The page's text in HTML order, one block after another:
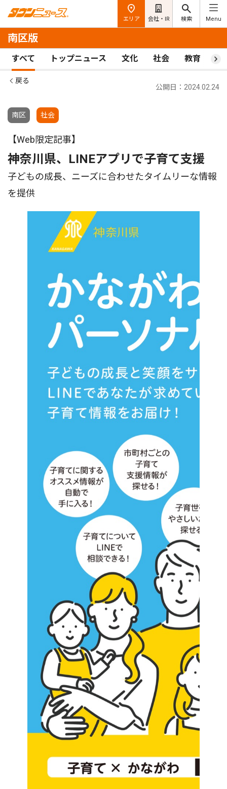
エリア 会社・IR 検索 Menu
南区版
すべて トップニュース 文化 社会 教育 ス
戻る
南区 社会
公開日：2024.02.24
【Web限定記事】
神奈川県、LINEアプリで子育て支援
子どもの成長、ニーズに合わせたタイムリーな情報
を提供